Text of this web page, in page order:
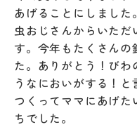
あげることにしまし
虫おじさんからいただ
す。今年もたくさん
た。ありがとう！び
うなにおいがする！
つくってママにあげ
ちでした。